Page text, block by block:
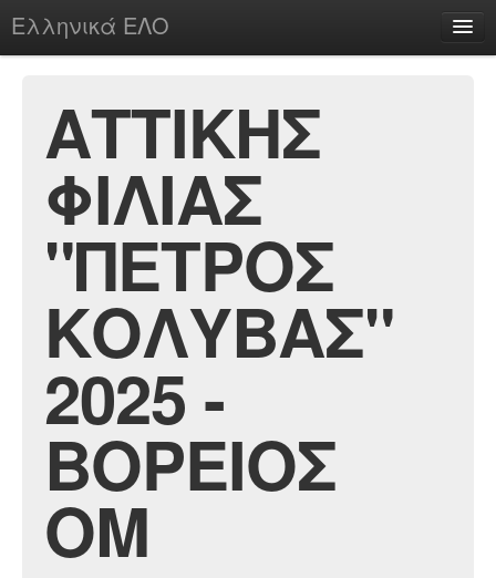
Ελληνικά ΕΛΟ
chesstu.be @ discord
Login
ΑΤΤΙΚΗΣ
ΦΙΛΙΑΣ
"ΠΕΤΡΟΣ
ΚΟΛΥΒΑΣ"
2025 -
ΒΟΡΕΙΟΣ
ΟΜ